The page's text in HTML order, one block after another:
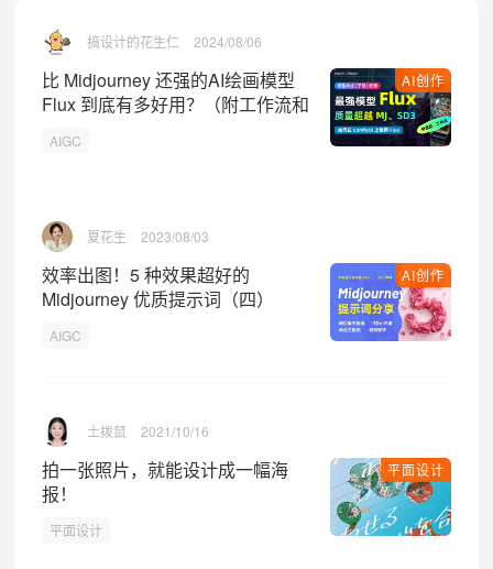
搞设计的花生仁 2024/08/06
AI创作
比 Midjourney 还强的AI绘画模型
Flux 到底有多好用？（附工作流和
AIGC
夏花生 2023/08/03
AI创作
效率出图！5 种效果超好的
Midjourney 优质提示词（四）
AIGC
土拨鼠 2021/10/16
平面设计
拍一张照片，就能设计成一幅海
报！
平面设计